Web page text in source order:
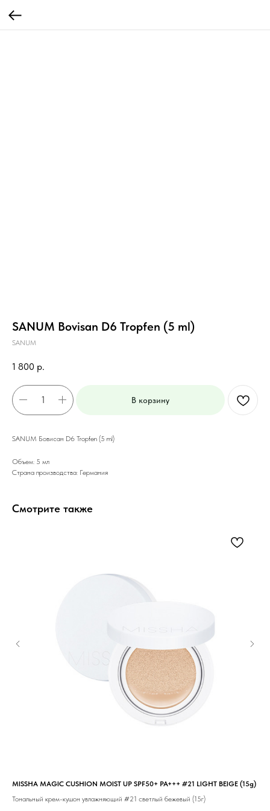
SANUM Bovisan D6 Tropfen (5 ml)
SANUM
1 800 р.
В корзину
SANUM Бовисан D6 Tropfen (5 ml)
Объем: 5 мл
Страна производства: Германия
Смотрите также
MISSHA MAGIC CUSHION MOIST UP SPF50+ PA+++ #21 LIGHT BEIGE (15g)
Тональный крем-кушон увлажняющий #21 светлый бежевый (15г)